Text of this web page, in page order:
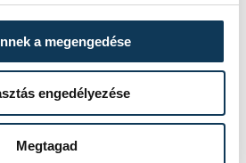
a megengedése
engedélyezése
Megtagad